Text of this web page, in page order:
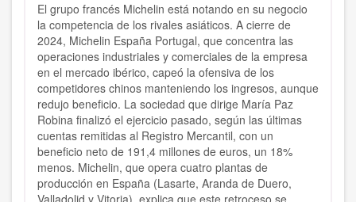
El grupo francés Michelin está notando en su negocio
la competencia de los rivales asiáticos. A cierre de
2024, Michelin España Portugal, que concentra las
operaciones industriales y comerciales de la empresa
en el mercado ibérico, capeó la ofensiva de los
competidores chinos manteniendo los ingresos, aunque
redujo beneficio. La sociedad que dirige María Paz
Robina finalizó el ejercicio pasado, según las últimas
cuentas remitidas al Registro Mercantil, con un
beneficio neto de 191,4 millones de euros, un 18%
menos. Michelin, que opera cuatro plantas de
producción en España (Lasarte, Aranda de Duero,